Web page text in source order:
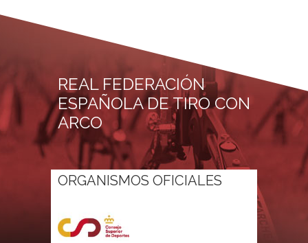
REAL FEDERACIÓN
ESPAÑOLA DE TIRO CON
ARCO
ORGANISMOS OFICIALES